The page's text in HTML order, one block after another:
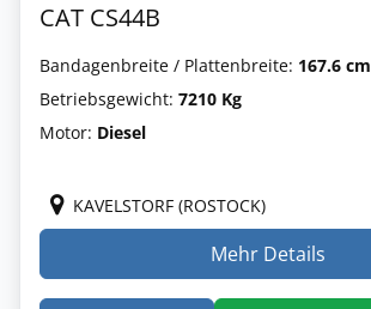
CAT CS44B
Bandagenbreite / Plattenbreite: 167.6 cm
Betriebsgewicht: 7210 Kg
Motor: Diesel
KAVELSTORF (ROSTOCK)
Mehr Details